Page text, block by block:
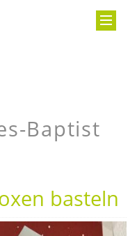
Baptist
basteln